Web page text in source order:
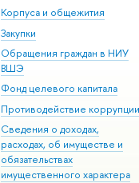
Корпуса и общежития
Закупки
Обращения граждан в НИУ
ВШЭ
Фонд целевого капитала
Противодействие коррупции
Сведения о доходах,
расходах, об имуществе и
обязательствах
имущественного характера